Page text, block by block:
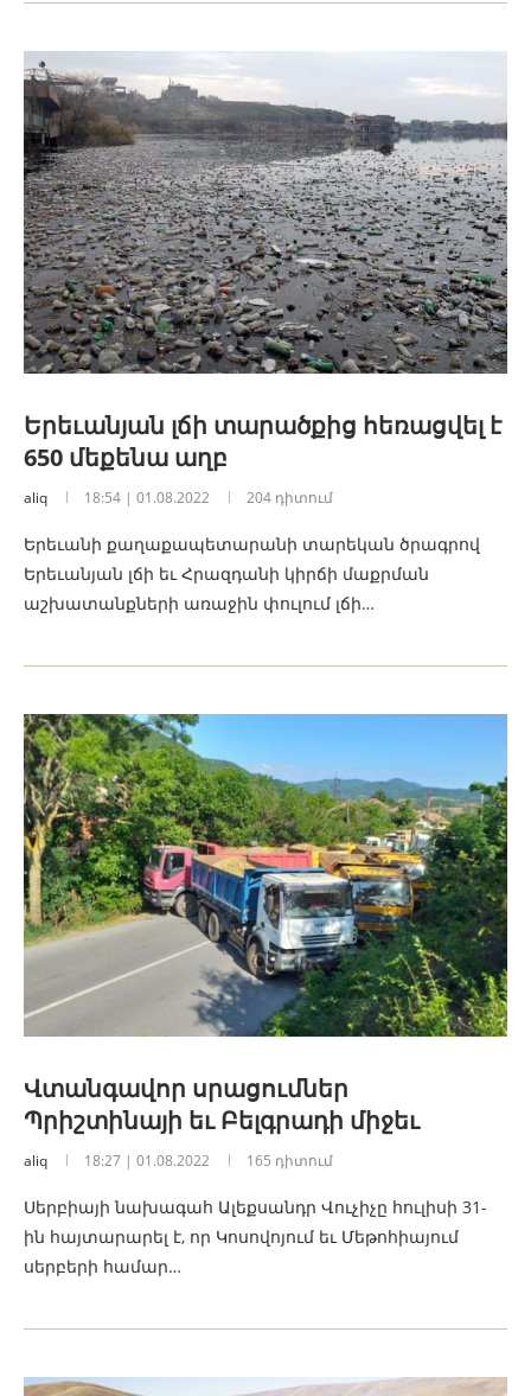
Երեւանյան լճի տարածքից հեռացվել է
650 մեքենա աղբ
aliq 18:54 | 01.08.2022 204 դիտում
Երեւանի քաղաքապետարանի տարեկան ծրագրով
Երեւանյան լճի եւ Հրազդանի կիրճի մաքրման
աշխատանքների առաջին փուլում լճի…
Վտանգավոր սրացումներ
Պրիշտինայի եւ Բելգրադի միջեւ
aliq 18:27 | 01.08.2022 165 դիտում
Սերբիայի նախագահ Ալեքսանդր Վուչիչը հուլիսի 31-
ին հայտարարել է, որ Կոսովոյում եւ Մեթոհիայում
սերբերի համար…